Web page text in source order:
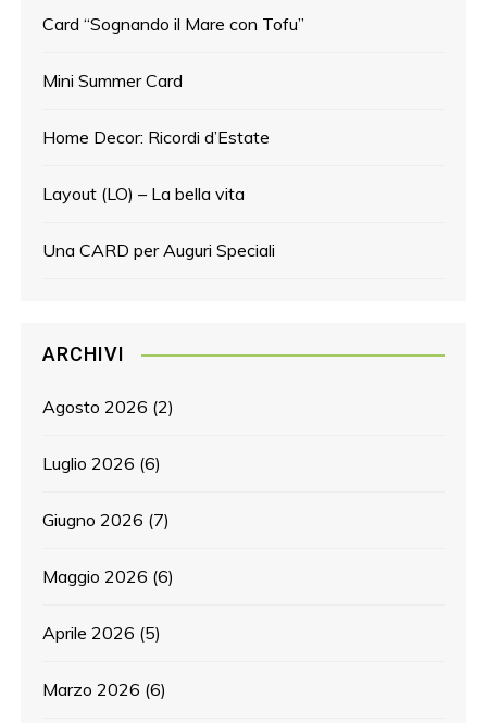
Card “Sognando il Mare con Tofu”
Mini Summer Card
Home Decor: Ricordi d’Estate
Layout (LO) – La bella vita
Una CARD per Auguri Speciali
ARCHIVI
Agosto 2026 (2)
Luglio 2026 (6)
Giugno 2026 (7)
Maggio 2026 (6)
Aprile 2026 (5)
Marzo 2026 (6)